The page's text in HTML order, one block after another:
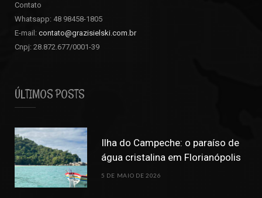
Contato
Whatsapp: 48 98458-1805
E-mail: contato@grazisielski.com.br
Cnpj: 28.872.677/0001-39
ÚLTIMOS POSTS
Ilha do Campeche: o paraíso de
água cristalina em Florianópolis
5 DE MAIO DE 2026